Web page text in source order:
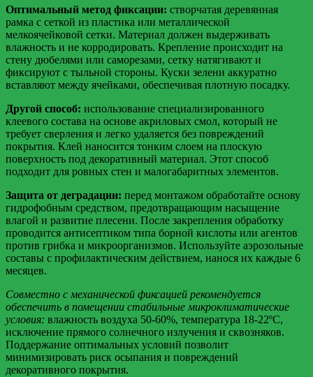
Оптимальный метод фиксации: створчатая деревянная
рамка с сеткой из пластика или металлической
мелкоячейковой сетки. Материал должен выдерживать
влажность и не корродировать. Крепление происходит на
стену дюбелями или саморезами, сетку натягивают и
фиксируют с тыльной стороны. Куски зелени аккуратно
вставляют между ячейками, обеспечивая плотную посадку.
Другой способ: использование специализированного
клеевого состава на основе акриловых смол, который не
требует сверления и легко удаляется без повреждений
покрытия. Клей наносится тонким слоем на плоскую
поверхность под декоративный материал. Этот способ
подходит для ровных стен и малогабаритных элементов.
Защита от деградации: перед монтажом обработайте основу
гидрофобным средством, предотвращающим насыщение
влагой и развитие плесени. После закрепления обработку
проводится антисептиком типа борной кислоты или агентов
против грибка и микроорганизмов. Используйте аэрозольные
составы с профилактическим действием, нанося их каждые 6
месяцев.
Совместно с механической фиксацией рекомендуется
обеспечить в помещении стабильные микроклиматические
условия: влажность воздуха 50-60%, температура 18-22ºC,
исключение прямого солнечного излучения и сквозняков.
Поддержание оптимальных условий позволит
минимизировать риск осыпания и повреждений
декоративного покрытия.